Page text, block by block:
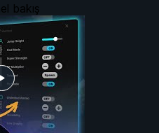
bakış